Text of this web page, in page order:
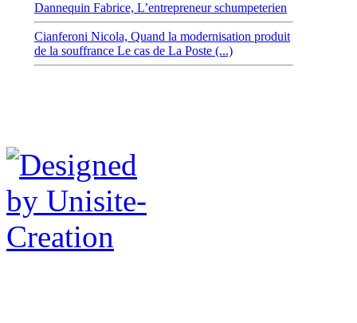
Dannequin Fabrice, L’entrepreneur schumpeterien
Cianferoni Nicola, Quand la modernisation produit
de la souffrance Le cas de La Poste (...)